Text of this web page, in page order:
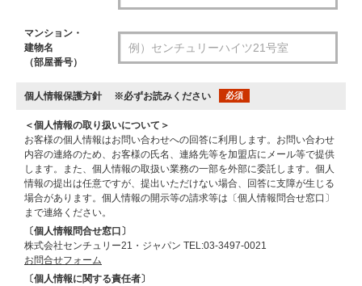
マンション・
建物名
（部屋番号）
個人情報保護方針 ※必ずお読みください 必須
＜個人情報の取り扱いについて＞
お客様の個人情報はお問い合わせへの回答に利用します。お問い合わせ
内容の連絡のため、お客様の氏名、連絡先等を加盟店にメール等で提供
します。また、個人情報の取扱い業務の一部を外部に委託します。個人
情報の提出は任意ですが、提出いただけない場合、回答に支障が生じる
場合があります。個人情報の開示等の請求等は〔個人情報問合せ窓口〕
まで連絡ください。
〔個人情報問合せ窓口〕
株式会社センチュリー21・ジャパン TEL:03-3497-0021
お問合せフォーム
〔個人情報に関する責任者〕